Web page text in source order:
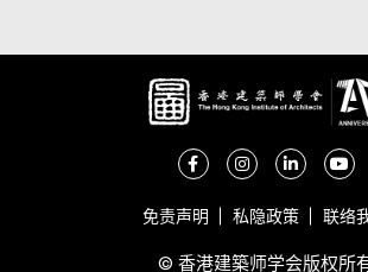
免责声明 私隐政策 联络
© 香港建築师学会版权所